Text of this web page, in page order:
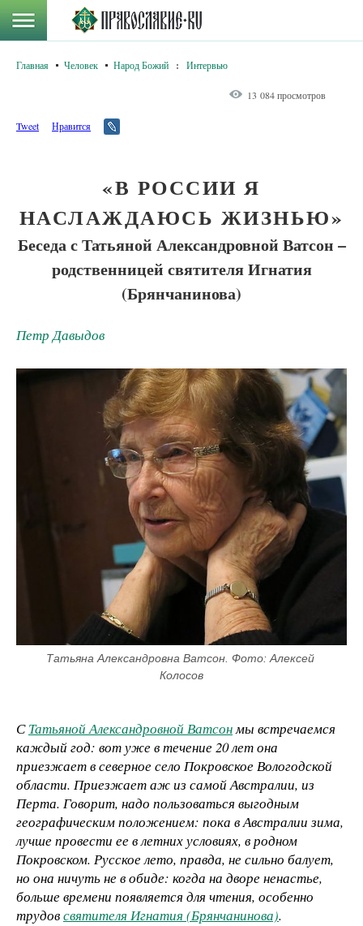
Главная Человек Народ Божий : Интервью
13 084 просмотров
Tweet Нравится
«В РОССИИ Я
НАСЛАЖДАЮСЬ ЖИЗНЬЮ»
Беседа с Татьяной Александровной Ватсон –
родственницей святителя Игнатия
(Брянчанинова)
Петр Давыдов
Татьяна Александровна Ватсон. Фото: Алексей
Колосов
СТатьяной Александровной Ватсонмы встречаемся
каждый год: вот уже в течение 20 лет она
приезжает в северное село Покровское Вологодской
области. Приезжает аж из самой Австралии, из
Перта. Говорит, надо пользоваться выгодным
географическим положением: пока в Австралии зима,
лучше провести ее в летних условиях, в родном
Покровском. Русское лето, правда, не сильно балует,
но она ничуть не в обиде: когда на дворе ненастье,
больше времени появляется для чтения, особенно
трудовсвятителя Игнатия (Брянчанинова).